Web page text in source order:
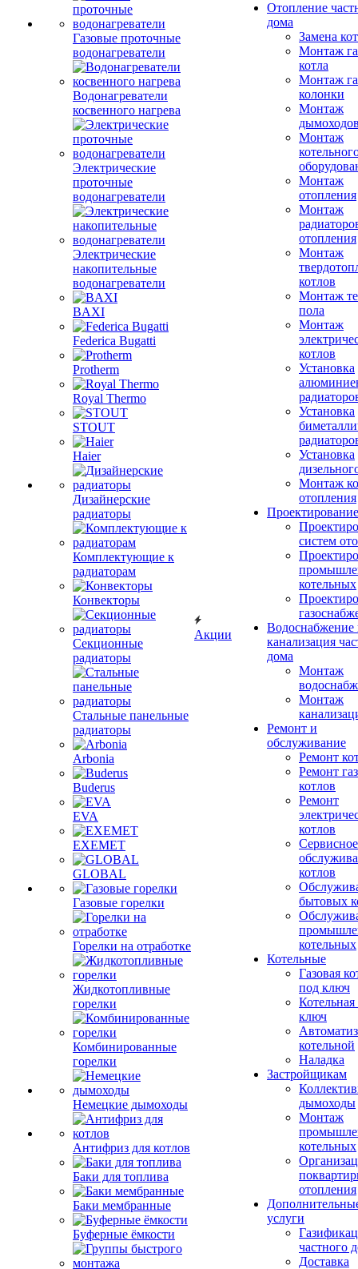
Газовые проточные
водонагреватели
Водонагреватели
косвенного нагрева
Электрические
проточные
водонагреватели
Электрические
накопительные
водонагреватели
BAXI
Federica Bugatti
Protherm
Royal Thermo
STOUT
Haier
Дизайнерские
радиаторы
Комплектующие к
радиаторам
Конвекторы
Секционные
радиаторы
Стальные панельные
радиаторы
Arbonia
Buderus
EVA
EXEMET
GLOBAL
Газовые горелки
Горелки на отработке
Жидкотопливные
горелки
Комбинированные
горелки
Немецкие дымоходы
Антифриз для котлов
Баки для топлива
Баки мембранные
Буферные ёмкости
Акции
Отопление
дома
Замена
Монтаж
котла
Монтаж
колонки
Монтаж
Монтаж
Монтаж
отопления
Монтаж
отопления
Монтаж
котлов
Монтаж
пола
Монтаж
котлов
Установка
Установка
Установка
Монтаж
отопления
Проектирование
систем
котельных
Водоснабжение
канализация
дома
Монтаж
Монтаж
Ремонт и
обслуживание
Ремонт
Ремонт
котлов
Ремонт
котлов
Сервисное
котлов
бытовых
котельных
Котельные
Газовая
под ключ
ключ
котельной
Наладка
Застройщикам
дымоходы
Монтаж
котельных
отопления
услуги
частного
Доставка